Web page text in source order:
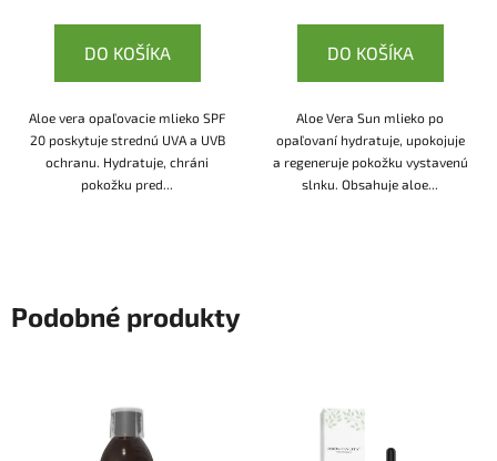
DO KOŠÍKA
Aloe vera opaľovacie mlieko SPF
20 poskytuje strednú UVA a UVB
ochranu. Hydratuje, chráni
pokožku pred...
DO KOŠÍKA
Aloe Vera Sun mlieko po
opaľovaní hydratuje, upokojuje
a regeneruje pokožku vystavenú
slnku. Obsahuje aloe...
Podobné produkty